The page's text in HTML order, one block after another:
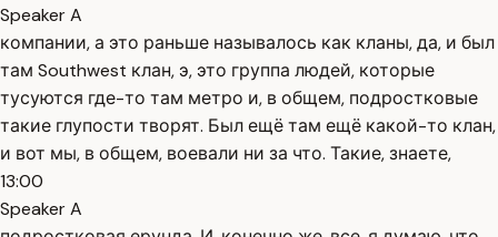
Speaker A
компании, а это раньше называлось как кланы, да, и был
там Southwest клан, э, это группа людей, которые
тусуются где-то там метро и, в общем, подростковые
такие глупости творят. Был ещё там ещё какой-то клан,
и вот мы, в общем, воевали ни за что. Такие, знаете,
13:00
Speaker A